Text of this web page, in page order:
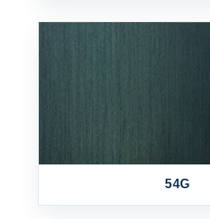
54G